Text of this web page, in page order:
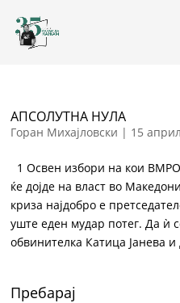
АПСОЛУТНА НУЛА
Горан Михајловски | 15
1 Освен избори на кои
ќе дојде на власт во
криза најдобро е
уште еден мудар потег. Да ѝ
обвинителка Катица Јанева
Пребарај